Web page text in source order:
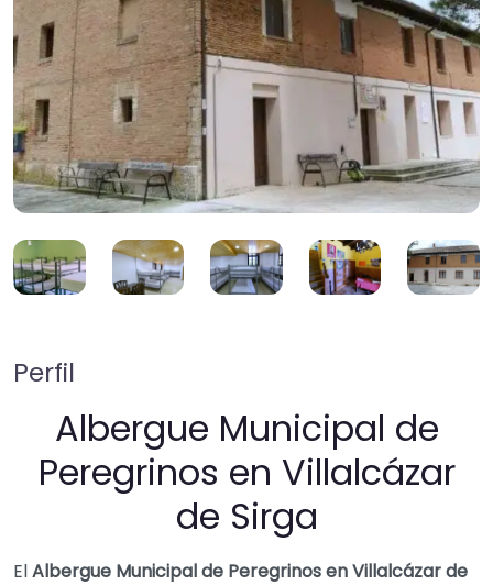
Perfil
Albergue Municipal de
Peregrinos en Villalcázar
de Sirga
ElAlbergue Municipal de Peregrinos en Villalcázar de